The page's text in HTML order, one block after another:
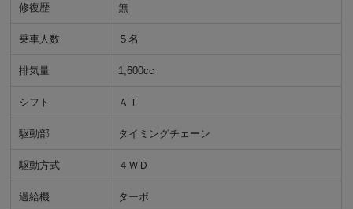
修復歴 無
乗車人数 ５名
排気量 1,600cc
シフト ＡＴ
駆動部 タイミングチェーン
駆動方式 ４ＷＤ
過給機 ターボ